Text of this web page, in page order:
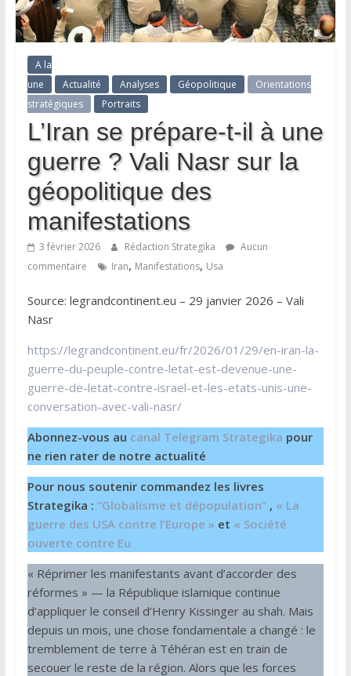
A la
une
Actualité Analyses Géopolitique
Orientations
stratégiques
Portraits
L’Iran se prépare-t-il à une
guerre ? Vali Nasr sur la
géopolitique des
manifestations
3 février 2026 Rédaction Strategika
Aucun
commentaire
Iran, Manifestations, Usa
Source: legrandcontinent.eu – 29 janvier 2026 – Vali
Nasr
https://legrandcontinent.eu/fr/2026/01/29/en-iran-la-
guerre-du-peuple-contre-letat-est-devenue-une-
guerre-de-letat-contre-israel-et-les-etats-unis-une-
conversation-avec-vali-nasr/
Abonnez-vous au canal Telegram Strategika pour
ne rien rater de notre actualité
Pour nous soutenir commandez les livres
Strategika : “Globalisme et dépopulation”, « La
guerre des USA contre l’Europe » et « Société
ouverte contre Eu
« Réprimer les manifestants avant d’accorder des
réformes » — la République islamique continue
d’appliquer le conseil d’Henry Kissinger au shah. Mais
depuis un mois, une chose fondamentale a changé : le
tremblement de terre à Téhéran est en train de
secouer le reste de la région. Alors que les forces